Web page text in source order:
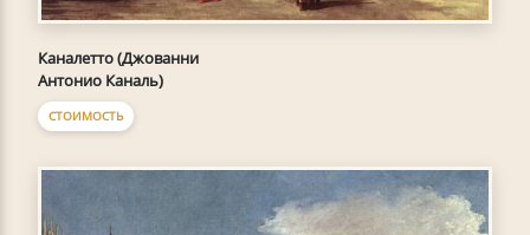
Каналетто (Джованни
Антонио Каналь)
СТОИМОСТЬ